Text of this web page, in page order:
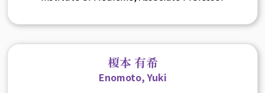
榎本 有希
Enomoto, Yuki